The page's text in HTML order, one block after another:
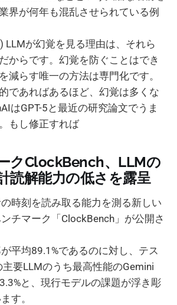
界が何年も混乱させられている例
LLMが幻覚を見る理由は、それら
からです。幻覚を防ぐことはでき
減らす唯一の方法は専門化です。
であればあるほど、幻覚は多くな
はGPT-5と最近の研究論文でうま
もし修正すれば
クClockBench、LLMの
読解能力の低さを露呈
時刻を読み取る能力を測る新しい
チマーク「ClockBench」が公開さ
平均89.1%であるのに対し、テス
主要LLMのうち最高性能のGemini
と、現行モデルの課題が浮き彫
す。